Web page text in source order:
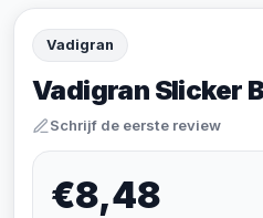
Vadigran
Vadigran Slicker
Schrijf de eerste review
€8,48